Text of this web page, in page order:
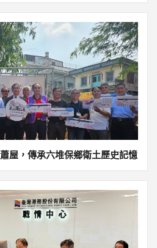
屋，傳承六堆保鄉衛土歷史記憶